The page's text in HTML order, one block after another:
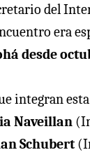
del
era
desde
integran
Naveillan
Schubert